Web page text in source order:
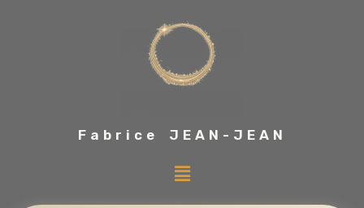
Fabrice JEAN-JEAN